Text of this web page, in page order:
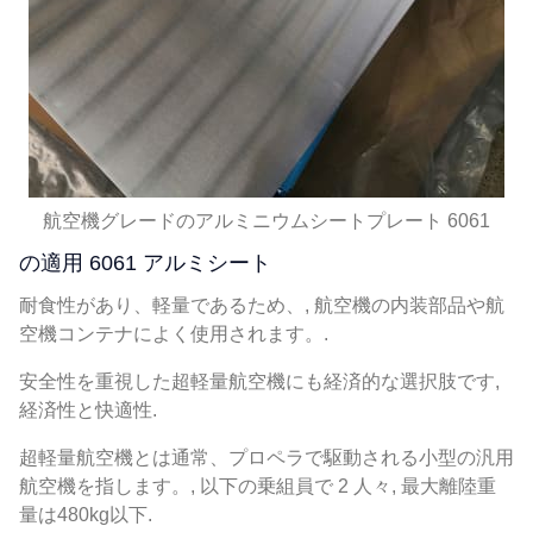
航空機グレードのアルミニウムシートプレート 6061
の適用 6061 アルミシート
耐食性があり、軽量であるため、, 航空機の内装部品や航
空機コンテナによく使用されます。.
安全性を重視した超軽量航空機にも経済的な選択肢です,
経済性と快適性.
超軽量航空機とは通常、プロペラで駆動される小型の汎用
航空機を指します。, 以下の乗組員で 2 人々, 最大離陸重
量は480kg以下.